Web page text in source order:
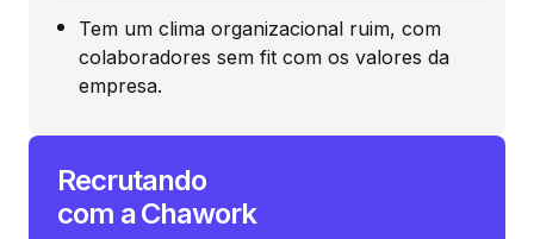
Tem um clima organizacional ruim, com
colaboradores sem fit com os valores da
empresa.
Recrutando
com a Chawork